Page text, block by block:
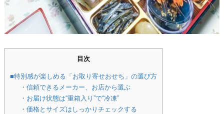
目次
■特別感が楽しめる「お取り寄せおせち」の選び方
・信頼できるメーカー、お店から選ぶ
・お届け状態は“重箱入り”で“冷凍”
・価格とサイズはしっかりチェックする